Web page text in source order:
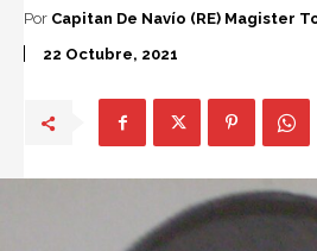
Por Capitan De Navío (RE) Magister
22 Octubre, 2021